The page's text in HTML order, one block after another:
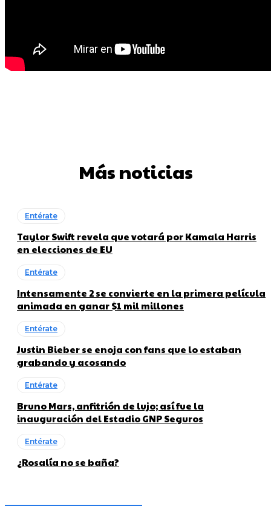
Más noticias
Entérate
Taylor Swift revela que votará por Kamala Harris
en elecciones de EU
Entérate
Intensamente 2 se convierte en la primera película
animada en ganar $1 mil millones
Entérate
Justin Bieber se enoja con fans que lo estaban
grabando y acosando
Entérate
Bruno Mars, anfitrión de lujo; así fue la
inauguración del Estadio GNP Seguros
Entérate
¿Rosalía no se baña?